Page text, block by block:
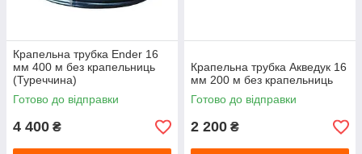
Крапельна трубка Ender 16
мм 400 м без крапельниць
(Туреччина)
Готово до відправки
4 400 ₴
Крапельна трубка Акведук 16
мм 200 м без крапельниць
Готово до відправки
2 200 ₴